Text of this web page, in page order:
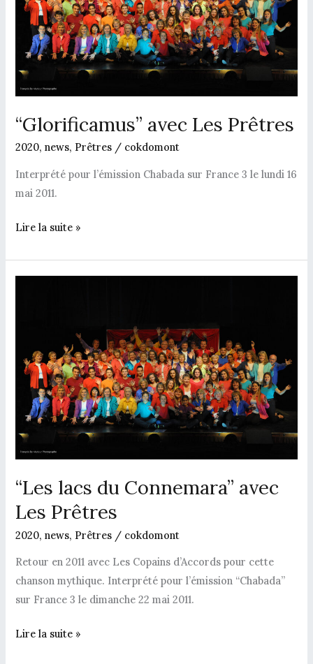
“Glorificamus” avec Les Prêtres
2020,news, Prêtres / cokdomont
Interprété pour l’émission Chabada sur France 3 le lundi 16
mai 2011.
Lire la suite »
“Les lacs du Connemara” avec
Les Prêtres
2020,news, Prêtres / cokdomont
Retour en 2011 avec Les Copains d’Accords pour cette
chanson mythique. Interprété pour l’émission “Chabada”
sur France 3 le dimanche 22 mai 2011.
Connemara”
avec
Les
Prêtres
Lire la suite »